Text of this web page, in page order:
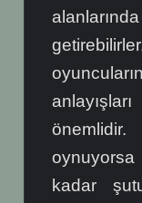
kadar